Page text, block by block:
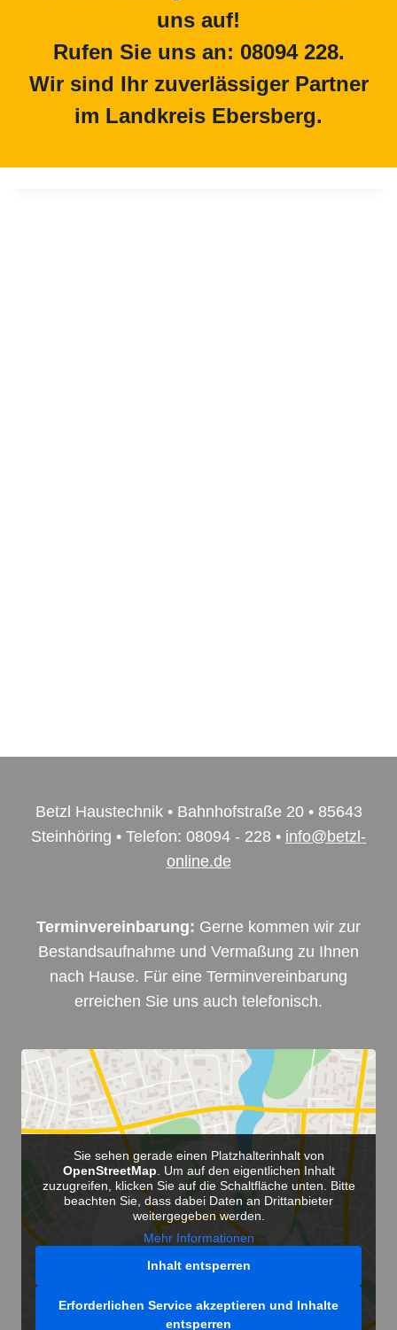
uns auf!
Rufen Sie uns an: 08094 228.
Wir sind Ihr zuverlässiger Partner
im Landkreis Ebersberg.
Betzl Haustechnik • Bahnhofstraße 20 • 85643
Steinhöring • Telefon: 08094 - 228 • info@betzl-
online.de
Terminvereinbarung: Gerne kommen wir zur
Bestandsaufnahme und Vermaßung zu Ihnen
nach Hause. Für eine Terminvereinbarung
erreichen Sie uns auch telefonisch.
Sie sehen gerade einen Platzhalterinhalt von
OpenStreetMap . Um auf den eigentlichen Inhalt
zuzugreifen, klicken Sie auf die Schaltfläche unten. Bitte
beachten Sie, dass dabei Daten an Drittanbieter
weitergegeben werden.
Mehr Informationen
Inhalt entsperren
Erforderlichen Service akzeptieren und Inhalte
entsperren